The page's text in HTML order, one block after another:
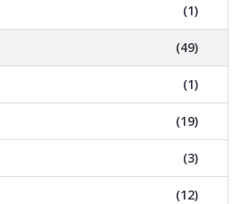
(1)
(49)
(1)
(19)
(3)
(12)